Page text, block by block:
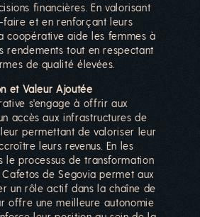
financières. En valorisant
faire et en renforçant leurs
coopérative aide les femmes à
rendements tout en respectant
de qualité élevées.
et Valeur Ajoutée
s'engage à offrir aux
accès aux infrastructures de
permettant de valoriser leur
leurs revenus. En les
le processus de transformation
Cafetos de Segovia permet aux
un rôle actif dans la chaîne de
offre une meilleure autonomie